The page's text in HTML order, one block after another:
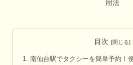
目次
南仙台駅でタクシーを簡単予約！